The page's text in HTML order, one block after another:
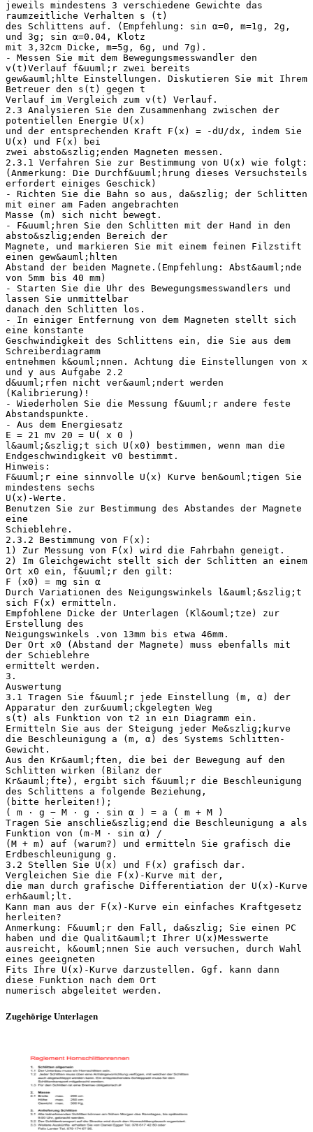
jeweils mindestens 3 verschiedene Gewichte das
raumzeitliche Verhalten s (t)
des Schlittens auf. (Empfehlung: sin α=0, m=1g, 2g,
und 3g; sin α=0.04, Klotz
mit 3,32cm Dicke, m=5g, 6g, und 7g).
- Messen Sie mit dem Bewegungsmesswandler den
v(t)Verlauf f&uuml;r zwei bereits
gew&auml;hlte Einstellungen. Diskutieren Sie mit Ihrem
Betreuer den s(t) gegen t
Verlauf im Vergleich zum v(t) Verlauf.
2.3 Analysieren Sie den Zusammenhang zwischen der
potentiellen Energie U(x)
und der entsprechenden Kraft F(x) = -dU/dx, indem Sie
U(x) und F(x) bei
zwei absto&szlig;enden Magneten messen.
2.3.1 Verfahren Sie zur Bestimmung von U(x) wie folgt:
(Anmerkung: Die Durchf&uuml;hrung dieses Versuchsteils
erfordert einiges Geschick)
- Richten Sie die Bahn so aus, da&szlig; der Schlitten
mit einer am Faden angebrachten
Masse (m) sich nicht bewegt.
- F&uuml;hren Sie den Schlitten mit der Hand in den
absto&szlig;enden Bereich der
Magnete, und markieren Sie mit einem feinen Filzstift
einen gew&auml;hlten
Abstand der beiden Magnete.(Empfehlung: Abst&auml;nde
von 5mm bis 40 mm)
- Starten Sie die Uhr des Bewegungsmesswandlers und
lassen Sie unmittelbar
danach den Schlitten los.
- In einiger Entfernung von dem Magneten stellt sich
eine konstante
Geschwindigkeit des Schlittens ein, die Sie aus dem
Schreiberdiagramm
entnehmen k&ouml;nnen. Achtung die Einstellungen von x
und y aus Aufgabe 2.2
d&uuml;rfen nicht ver&auml;ndert werden
(Kalibrierung)!
- Wiederholen Sie die Messung f&uuml;r andere feste
Abstandspunkte.
- Aus dem Energiesatz
E = 21 mv 20 = U( x 0 )
l&auml;&szlig;t sich U(x0) bestimmen, wenn man die
Endgeschwindigkeit v0 bestimmt.
Hinweis:
F&uuml;r eine sinnvolle U(x) Kurve ben&ouml;tigen Sie
mindestens sechs
U(x)-Werte.
Benutzen Sie zur Bestimmung des Abstandes der Magnete
eine
Schieblehre.
2.3.2 Bestimmung von F(x):
1) Zur Messung von F(x) wird die Fahrbahn geneigt.
2) Im Gleichgewicht stellt sich der Schlitten an einem
Ort x0 ein, f&uuml;r den gilt:
F (x0) = mg sin α
Durch Variationen des Neigungswinkels l&auml;&szlig;t
sich F(x) ermitteln.
Empfohlene Dicke der Unterlagen (Kl&ouml;tze) zur
Erstellung des
Neigungswinkels .von 13mm bis etwa 46mm.
Der Ort x0 (Abstand der Magnete) muss ebenfalls mit
der Schieblehre
ermittelt werden.
3.
Auswertung
3.1 Tragen Sie f&uuml;r jede Einstellung (m, α) der
Apparatur den zur&uuml;ckgelegten Weg
s(t) als Funktion von t2 in ein Diagramm ein.
Ermitteln Sie aus der Steigung jeder Me&szlig;kurve
die Beschleunigung a (m, α) des Systems Schlitten-
Gewicht.
Aus den Kr&auml;ften, die bei der Bewegung auf den
Schlitten wirken (Bilanz der
Kr&auml;fte), ergibt sich f&uuml;r die Beschleunigung
des Schlittens a folgende Beziehung,
(bitte herleiten!);
( m ⋅ g − M ⋅ g ⋅ sin α ) = a ( m + M )
Tragen Sie anschlie&szlig;end die Beschleunigung a als
Funktion von (m-M ⋅ sin α) /
(M + m) auf (warum?) und ermitteln Sie grafisch die
Erdbeschleunigung g.
3.2 Stellen Sie U(x) und F(x) grafisch dar.
Vergleichen Sie die F(x)-Kurve mit der,
die man durch grafische Differentiation der U(x)-Kurve
erh&auml;lt.
Kann man aus der F(x)-Kurve ein einfaches Kraftgesetz
herleiten?
Anmerkung: F&uuml;r den Fall, da&szlig; Sie einen PC
haben und die Qualit&auml;t Ihrer U(x)Messwerte
ausreicht, k&ouml;nnen Sie auch versuchen, durch Wahl
eines geeigneten
Fits Ihre U(x)-Kurve darzustellen. Ggf. kann dann
diese Funktion nach dem Ort
Zugehörige Unterlagen